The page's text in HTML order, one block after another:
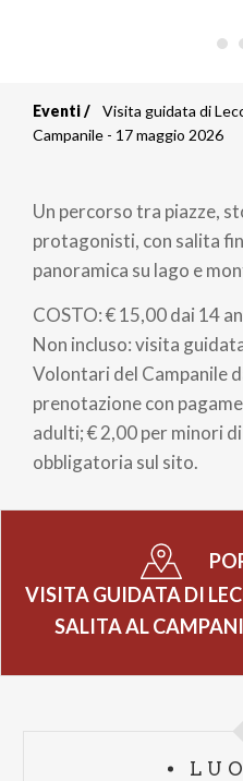
Briciole
pane
Eventi
Visita guidata di
Campanile - 17 maggio 2026
Un percorso tra piazze,
protagonisti, con salita
panoramica su lago e
COSTO: € 15,00 dai 14
Non incluso: visita
Volontari del Campanile
prenotazione con
adulti; € 2,00 per minori
obbligatoria sul sito.
VISITA GUIDATA DI
SALITA AL